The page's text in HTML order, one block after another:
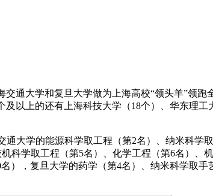
大学和复旦大学做为上海高校“领头羊”领跑
以上的还有上海科技大学（18个）、华东理
学的能源科学取工程（第2名）、纳米科学
学取工程（第5名）、化学工程（第6名）、
，复旦大学的药学（第4名）、纳米科学取手